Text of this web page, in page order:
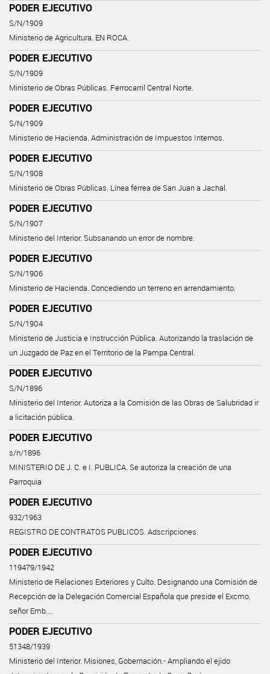
PODER EJECUTIVO
S/N/1909
Ministerio de Agricultura. EN ROCA.
PODER EJECUTIVO
S/N/1909
Ministerio de Obras Públicas. Ferrocarril Central Norte.
PODER EJECUTIVO
S/N/1909
Ministerio de Hacienda. Administración de Impuestos Internos.
PODER EJECUTIVO
S/N/1908
Ministerio de Obras Públicas. Línea férrea de San Juan a Jachal.
PODER EJECUTIVO
S/N/1907
Ministerio del Interior. Subsanando un error de nombre.
PODER EJECUTIVO
S/N/1906
Ministerio de Hacienda. Concediendo un terreno en arrendamiento.
PODER EJECUTIVO
S/N/1904
Ministerio de Justicia e Instrucción Pública. Autorizando la traslación de
un Juzgado de Paz en el Territorio de la Pampa Central.
PODER EJECUTIVO
S/N/1896
Ministerio del Interior. Autoriza a la Comisión de las Obras de Salubridad ir
a licitación pública.
PODER EJECUTIVO
s/n/1896
MINISTERIO DE J. C. e I. PUBLICA. Se autoriza la creación de una
Parroquia
PODER EJECUTIVO
932/1963
REGISTRO DE CONTRATOS PUBLICOS. Adscripciones.
PODER EJECUTIVO
119479/1942
Ministerio de Relaciones Exteriores y Culto. Designando una Comisión de
Recepción de la Delegación Comercial Española que preside el Excmo.
señor Emb....
PODER EJECUTIVO
51348/1939
Ministerio del Interior. Misiones, Gobernación.- Ampliando el ejido